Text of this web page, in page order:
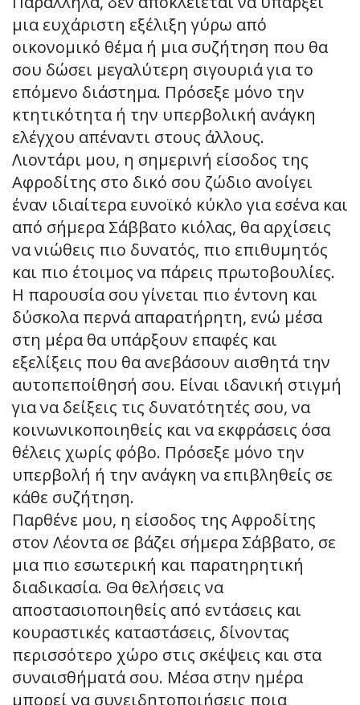
μια ευχάριστη εξέλιξη γύρω από
οικονομικό θέμα ή μια συζήτηση που θα
σου δώσει μεγαλύτερη σιγουριά για το
επόμενο διάστημα. Πρόσεξε μόνο την
κτητικότητα ή την υπερβολική ανάγκη
ελέγχου απέναντι στους άλλους.
Λιοντάρι μου, η σημερινή είσοδος της
Αφροδίτης στο δικό σου ζώδιο ανοίγει
έναν ιδιαίτερα ευνοϊκό κύκλο για εσένα και
από σήμερα Σάββατο κιόλας, θα αρχίσεις
να νιώθεις πιο δυνατός, πιο επιθυμητός
και πιο έτοιμος να πάρεις πρωτοβουλίες.
Η παρουσία σου γίνεται πιο έντονη και
δύσκολα περνά απαρατήρητη, ενώ μέσα
στη μέρα θα υπάρξουν επαφές και
εξελίξεις που θα ανεβάσουν αισθητά την
αυτοπεποίθησή σου. Είναι ιδανική στιγμή
για να δείξεις τις δυνατότητές σου, να
κοινωνικοποιηθείς και να εκφράσεις όσα
θέλεις χωρίς φόβο. Πρόσεξε μόνο την
υπερβολή ή την ανάγκη να επιβληθείς σε
κάθε συζήτηση.
Παρθένε μου, η είσοδος της Αφροδίτης
στον Λέοντα σε βάζει σήμερα Σάββατο, σε
μια πιο εσωτερική και παρατηρητική
διαδικασία. Θα θελήσεις να
αποστασιοποιηθείς από εντάσεις και
κουραστικές καταστάσεις, δίνοντας
περισσότερο χώρο στις σκέψεις και στα
συναισθήματά σου. Μέσα στην ημέρα
μπορεί να συνειδητοποιήσεις ποια